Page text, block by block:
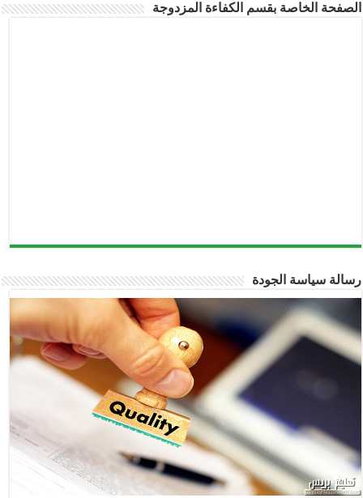
الصفحة الخاصة بقسم الكفاءة المزدوجة
رسالة سياسة الجودة